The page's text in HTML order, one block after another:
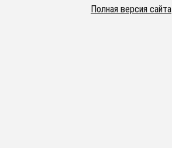
Полная версия сайта